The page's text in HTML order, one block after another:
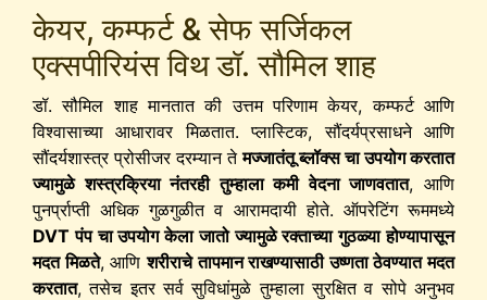
केयर, कम्फर्ट & सेफ सर्जिकल
एक्सपीरियंस विथ डॉ. सौमिल शाह
डॉ. सौमिल शाह मानतात की उत्तम परिणाम केयर, कम्फर्ट आणि
विश्वासाच्या आधारावर मिळतात. प्लास्टिक, सौंदर्यप्रसाधने आणि
सौंदर्यशास्त्र प्रोसीजर दरम्यान तेमज्जातंतू ब्लॉक्स चा उपयोग करतात
ज्यामुळे शस्त्रक्रिया नंतरही तुम्हाला कमी वेदना जाणवतात, आणि
पुनर्प्राप्ती अधिक गुळगुळीत व आरामदायी होते. ऑपरेटिंग रूममध्ये
DVT पंप चा उपयोग केला जातो ज्यामुळे रक्ताच्या गुठळ्या होण्यापासून
मदत मिळते, आणिशरीराचे तापमान राखण्यासाठी उष्णता ठेवण्यात मदत
करतात, तसेच इतर सर्व सुविधांमुळे तुम्हाला सुरक्षित व सोपे अनुभव